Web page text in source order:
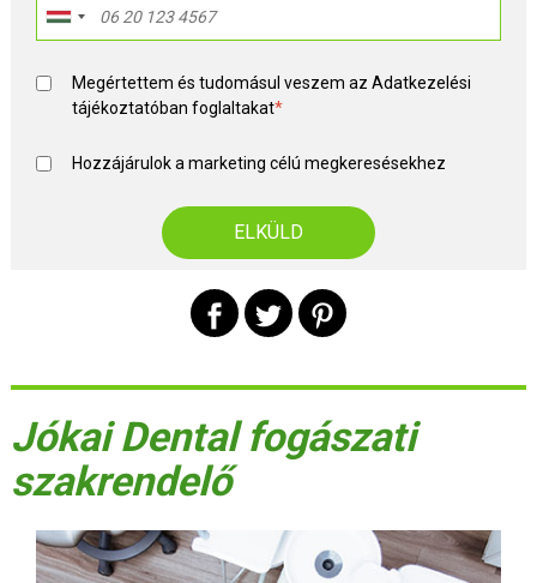
Megértettem és tudomásul veszem azAdatkezelési
tájékoztatóban foglaltakat*
Hozzájárulok a marketing célú megkeresésekhez
Jókai Dental fogászati
szakrendelő